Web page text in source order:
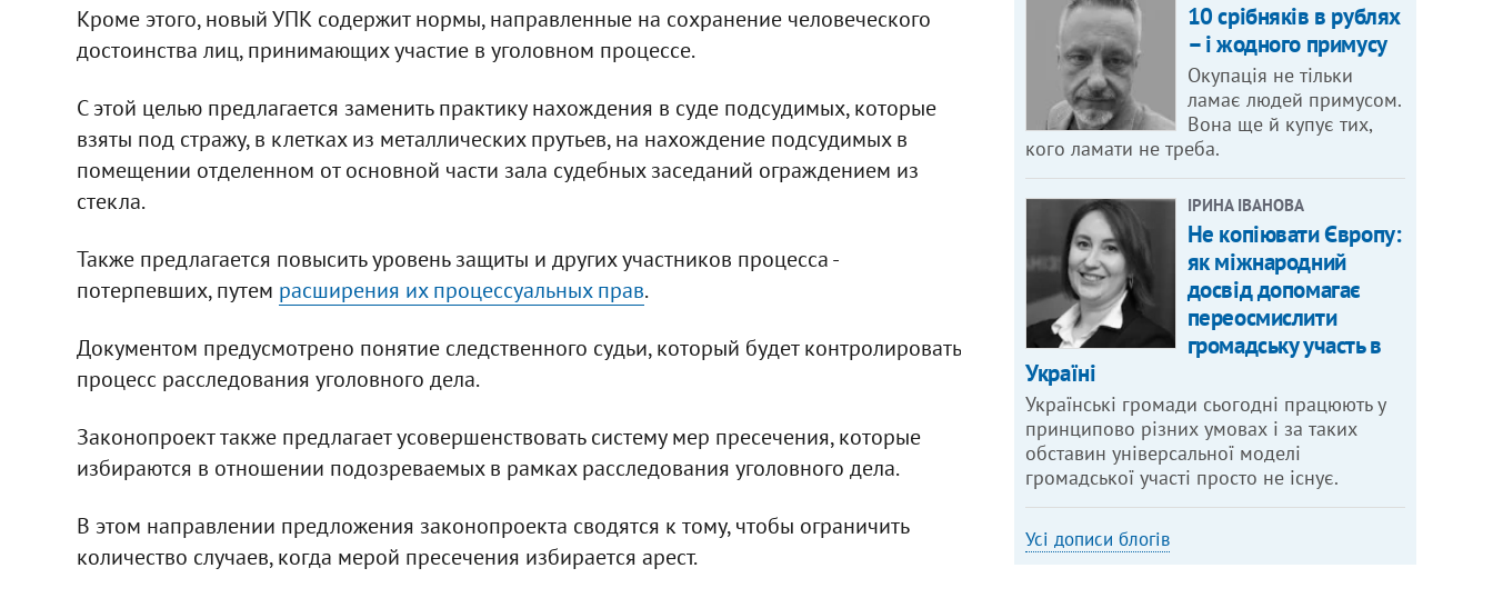
Кроме этого, новый УПК содержит нормы, направленные на сохранение человеческого
достоинства лиц, принимающих участие в уголовном процессе.
С этой целью предлагается заменить практику нахождения в суде подсудимых, которые
взяты под стражу, в клетках из металлических прутьев, на нахождение подсудимых в
помещении отделенном от основной части зала судебных заседаний ограждением из
стекла.
Также предлагается повысить уровень защиты и других участников процесса -
потерпевших, путем расширения их процессуальных прав.
Документом предусмотрено понятие следственного судьи, который будет контролировать
процесс расследования уголовного дела.
Законопроект также предлагает усовершенствовать систему мер пресечения, которые
избираются в отношении подозреваемых в рамках расследования уголовного дела.
В этом направлении предложения законопроекта сводятся к тому, чтобы ограничить
количество случаев, когда мерой пресечения избирается арест.
10 срібняків в рублях
– і жодного примусу
Окупація не тільки
ламає людей примусом.
Вона ще й купує тих,
кого ламати не треба.
ІРИНА ІВАНОВА
Не копіювати Європу:
як міжнародний
досвід допомагає
переосмислити
громадську участь в
Україні
Українські громади сьогодні працюють у
принципово різних умовах і за таких
обставин універсальної моделі
громадської участі просто не існує.
Усі дописи блогів